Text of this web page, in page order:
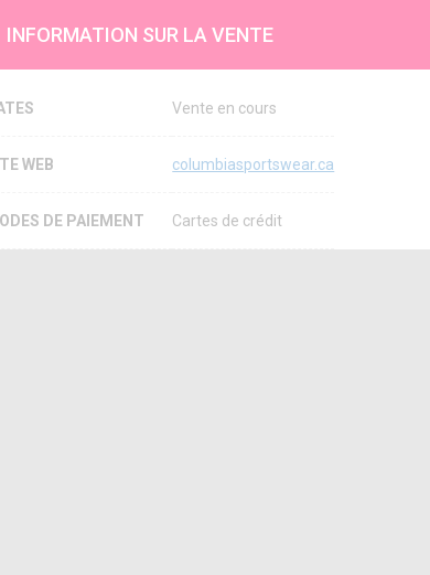
INFORMATION SUR LA VENTE
Vente en cours
WEB columbiasportswear.ca
DE PAIEMENT Cartes de crédit